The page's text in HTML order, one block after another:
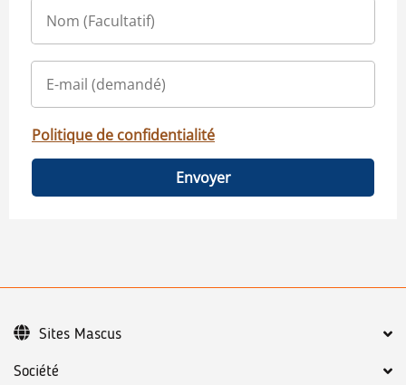
Politique de confidentialité
Envoyer
Société
Sites Mascus